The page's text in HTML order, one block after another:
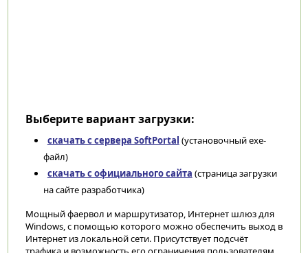
Выберите вариант загрузки:
скачать с сервера SoftPortal (установочный exe-
файл)
скачать с официального сайта (страница загрузки
на сайте разработчика)
Мощный фаервол и маршрутизатор, Интернет шлюз для
Windows, с помощью которого можно обеспечить выход в
Интернет из локальной сети. Присутствует подсчёт